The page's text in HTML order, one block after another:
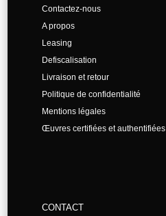
Contactez-nous
A propos
Leasing
Defiscalisation
Livraison et retour
Politique de confidentialité
Mentions légales
Œuvres certifiées et authentifiées
CONTACT